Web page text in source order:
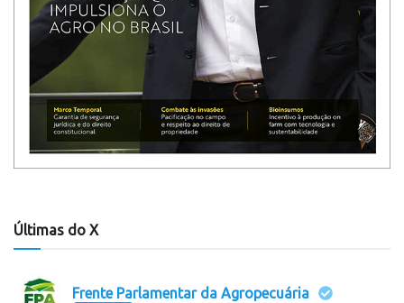
Últimas do X
Frente Parlamentar da Agropecuária